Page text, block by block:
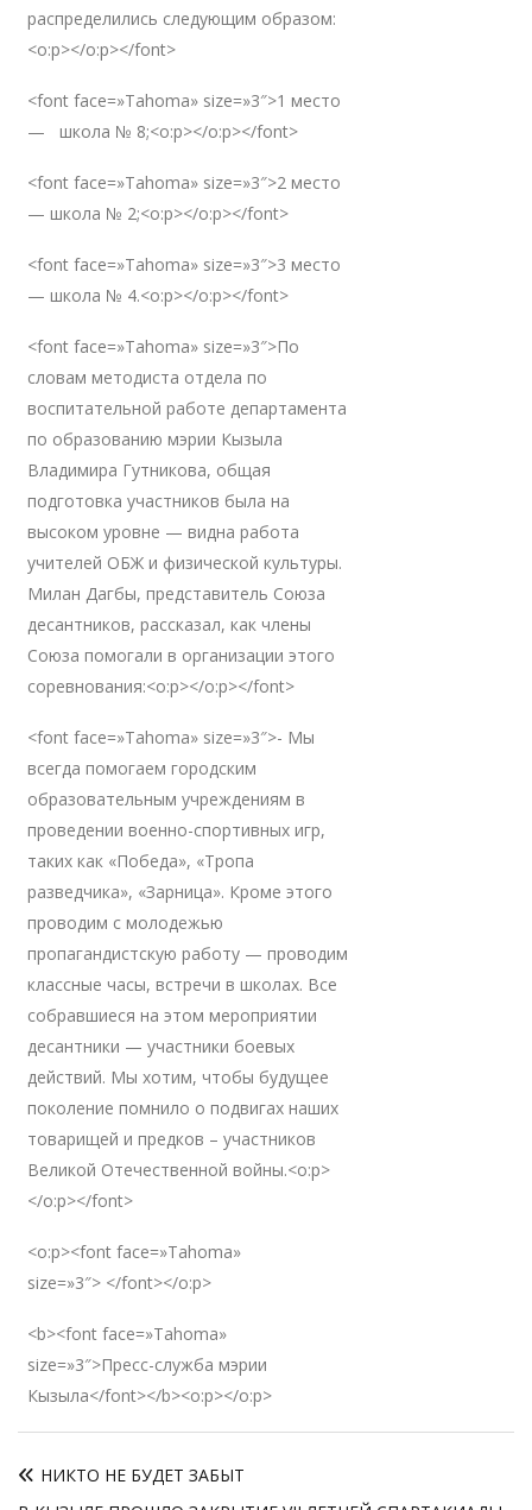
распределились следующим образом:
<o:p></o:p></font>
<font face=»Tahoma» size=»3″>1 место
— школа № 8;<o:p></o:p></font>
<font face=»Tahoma» size=»3″>2 место
— школа № 2;<o:p></o:p></font>
<font face=»Tahoma» size=»3″>3 место
— школа № 4.<o:p></o:p></font>
<font face=»Tahoma» size=»3″>По
словам методиста отдела по
воспитательной работе департамента
по образованию мэрии Кызыла
Владимира Гутникова, общая
подготовка участников была на
высоком уровне — видна работа
учителей ОБЖ и физической культуры.
Милан Дагбы, представитель Союза
десантников, рассказал, как члены
Союза помогали в организации этого
соревнования:<o:p></o:p></font>
<font face=»Tahoma» size=»3″>- Мы
всегда помогаем городским
образовательным учреждениям в
проведении военно-спортивных игр,
таких как «Победа», «Тропа
разведчика», «Зарница». Кроме этого
проводим с молодежью
пропагандистскую работу — проводим
классные часы, встречи в школах. Все
собравшиеся на этом мероприятии
десантники — участники боевых
действий. Мы хотим, чтобы будущее
поколение помнило о подвигах наших
товарищей и предков – участников
Великой Отечественной войны.<o:p>
</o:p></font>
<o:p><font face=»Tahoma»
size=»3″> </font></o:p>
<b><font face=»Tahoma»
size=»3″>Пресс-служба мэрии
Кызыла</font></b><o:p></o:p>
поНИКТО НЕ БУДЕТ ЗАБЫТ